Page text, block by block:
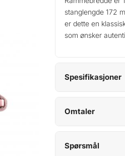
stanglengde 172
er dette en
som ønsker
Spesifikasjoner
Omtaler
Spørsmål